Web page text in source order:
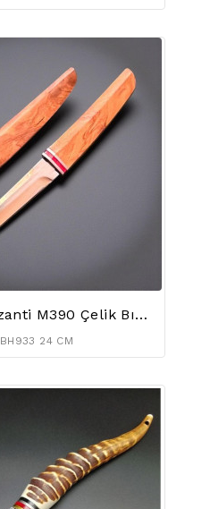
Japon Mazzanti M390 Çelik Bıçak
BH933 24 CM